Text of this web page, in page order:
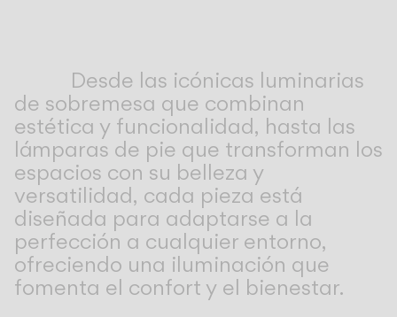
Servicios
Descargas
Nosotros
Área Profesional
IDIOMA
Desde las icónicas luminarias
de sobremesa que combinan
estética y funcionalidad, hasta las
lámparas de pie que transforman los
espacios con su belleza y
versatilidad, cada pieza está
diseñada para adaptarse a la
perfección a cualquier entorno,
ofreciendo una iluminación que
fomenta el confort y el bienestar.